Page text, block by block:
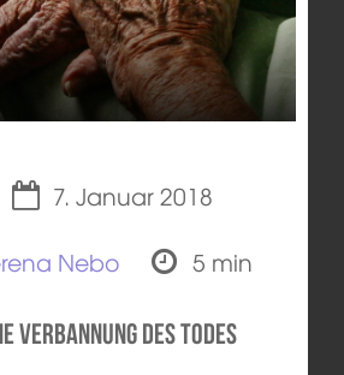
7. Januar 2018
Nebo 5 min
Verbannung des Todes